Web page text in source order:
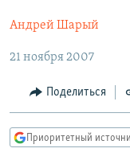
Вернутся
навигации
Вернутся
поиску
МНЕНИЯ
КУЛЬТУРА
IDEL.РЕАЛИИ
СЕВЕР.РЕАЛИИ
Андрей Шарый
21 ноября 2007
Поделиться
Приоритетный